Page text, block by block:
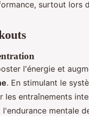
surtout lors
l'énergie et
. En stimulant le
entraînements
mentale